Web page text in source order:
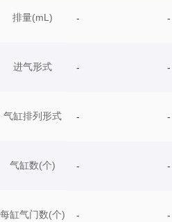
排量(mL)
进气形式
气缸排列形式
气缸数(个)
每缸气门数(个)
- -
- -
- -
- -
- -